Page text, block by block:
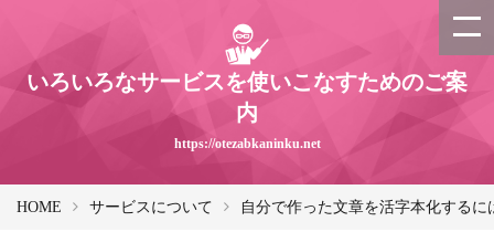
いろいろなサービスを使いこなすためのご案
内
https://otezabkaninku.net
HOME サービスについて 自分で作った文章を活字本化するに